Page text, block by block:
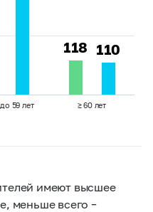
118
118 110
110
59 лет ≥ 60 лет
имеют высшее
меньше всего –